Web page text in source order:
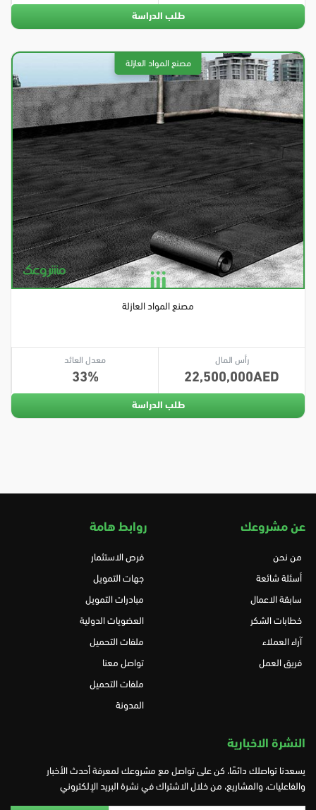
طلب الدراسة
مصنع المواد العازلة
رأس المال
22,500,000
معدل العائد
33
طلب الدراسة
عن مشروعك
من نحن
أسئلة شائعة
سابقة الاعمال
خطابات الشكر
آراء العملاء
فريق العمل
روابط هامة
فرص الاستثمار
جهات التمويل
مبادرات التمويل
العضويات الدولية
ملفات التحميل
تواصل معنا
ملفات التحميل
المدونة
النشرة الاخبارية
يسعدنا تواصلك دائمًا، كن على تواصل مع مشروعك لمعرفة أحدث الأخبار
والفاعليات، والمشاريع، من خلال الاشتراك في نشرة البريد الإلكتروني